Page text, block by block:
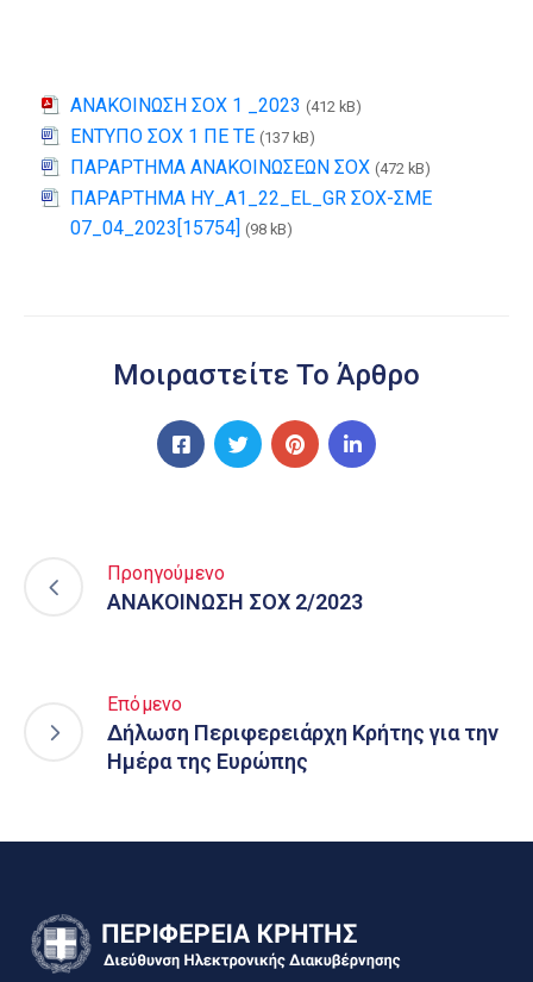
ΑΝΑΚΟΙΝΩΣΗ ΣΟΧ 1 _2023 (412 kB)
ΕΝΤΥΠΟ ΣΟΧ 1 ΠΕ ΤΕ (137 kB)
ΠΑΡΑΡΤΗΜΑ ΑΝΑΚΟΙΝΩΣΕΩΝ ΣΟΧ (472 kB)
ΠΑΡΑΡΤΗΜΑ ΗΥ_A1_22_EL_GR ΣΟΧ-ΣΜΕ
07_04_2023[15754] (98 kB)
Μοιραστείτε Το Άρθρο
Προηγούμενο
ΑΝΑΚΟΙΝΩΣΗ ΣΟΧ 2/2023
Επόμενο
Δήλωση Περιφερειάρχη Κρήτης για την
Ημέρα της Ευρώπης